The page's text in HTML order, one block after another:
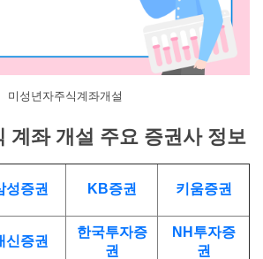
미성년자주식계좌개설
계좌 개설 주요 증권사 정보
성증권 KB증권 키움증권
신증권
한국투자증
권
NH투자증
권